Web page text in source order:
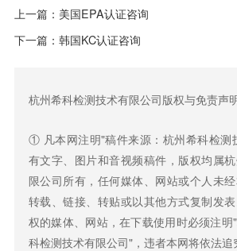
上一篇： 美国EPA认证咨询
下一篇： 韩国KC认证咨询
杭州希科检测技术有限公司版权与免责声
① 凡本网注明"稿件来源：杭州希科检测
有文字、图片和音视频稿件，版权均属
限公司所有，任何媒体、网站或个人未
转载、链接、转贴或以其他方式复制发
权的媒体、网站，在下载使用时必须注
科检测技术有限公司"，违者本网将依法追